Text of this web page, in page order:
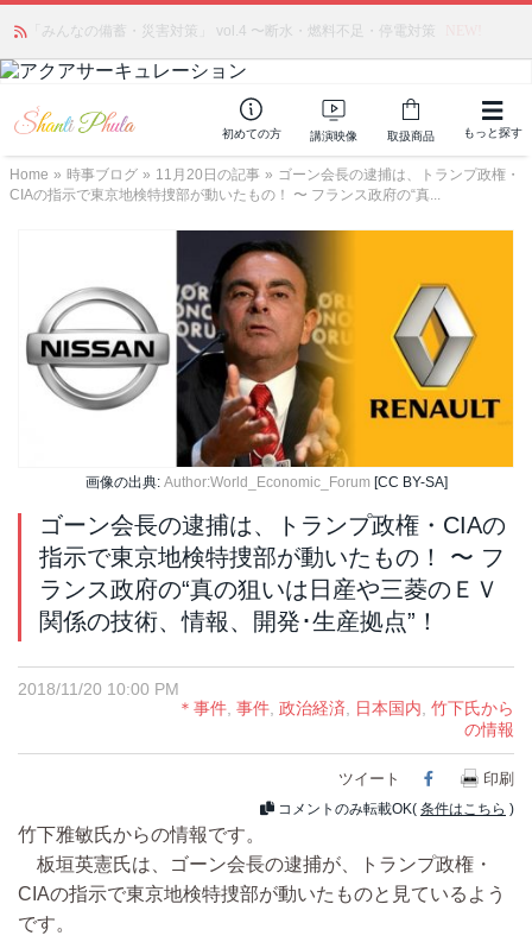
「みんなの備蓄・災害対策」 vol.4 〜断水・燃料不足・停電対策
初めての方 講演映像 取扱商品 もっと探す
Home » 時事ブログ » 11月20日の記事 » ゴーン会長の逮捕は、トランプ政権・
CIAの指示で東京地検特捜部が動いたもの！ 〜 フランス政府の“真...
画像の出典: Author:World_Economic_Forum [CC BY-SA]
ゴーン会長の逮捕は、トランプ政権・CIAの
指示で東京地検特捜部が動いたもの！ 〜 フ
ランス政府の“真の狙いは日産や三菱のＥＶ
関係の技術、情報、開発･生産拠点”！
2018/11/20 10:00 PM
＊事件, 事件, 政治経済, 日本国内, 竹下氏から
の情報
ツイート Facebook
印刷
コメントのみ転載OK( 条件はこちら )
竹下雅敏氏からの情報です。
板垣英憲氏は、ゴーン会長の逮捕が、トランプ政権・
CIAの指示で東京地検特捜部が動いたものと見ているよう
です。